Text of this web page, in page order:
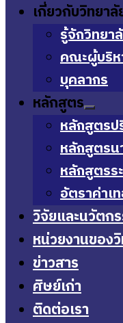
เกี่ยวกับวิทยาลั
รู้จักวิทยา
คณะผู้บริห
บุคลากร
หลักสูตร
หลักสูตรป
หลักสูตรน
หลักสูตรร
อัตราค่าเ
วิจัยและนวัตก
หน่วยงานของ
ข่าวสาร
ศิษย์เก่า
ติดต่อเรา